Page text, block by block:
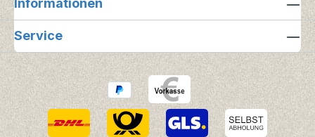
Informationen
Service